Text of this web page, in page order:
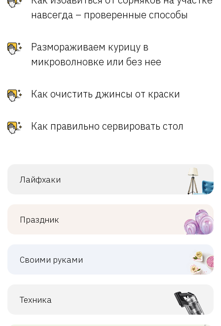
навсегда – проверенные способы
Размораживаем курицу в
микроволновке или без нее
Как очистить джинсы от краски
Как правильно сервировать стол
Лайфхаки
Праздник
Своими руками
Техника